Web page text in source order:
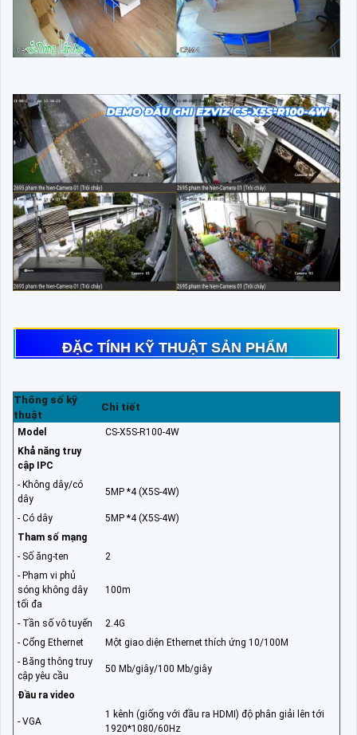
ĐẶC TÍNH KỸ THUẬT SẢN PHẨM
Thông số kỹ
thuật
Chi tiết
Model
CS-X5S-R100-4W
Khả năng truy
cập IPC
- Không dây/có
dây
5MP *4 (X5S-4W)
- Có dây
5MP *4 (X5S-4W)
Tham số mạng
- Số ăng-ten
2
- Phạm vi phủ
sóng không dây
tối đa
100m
- Tần số vô tuyến
2.4G
- Cổng Ethernet
Một giao diện Ethernet thích ứng 10/100M
- Băng thông truy
cập yêu cầu
50 Mb/giây/100 Mb/giây
Đầu ra video
- VGA
1 kênh (giống với đầu ra HDMI) độ phân giải lên tới
1920*1080/60Hz